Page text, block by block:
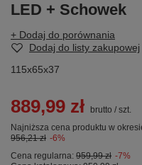
LED + Schowek
+ Dodaj do porównania
Dodaj do listy zakupowej
115x65x37
889,99 zł brutto / szt.
Najniższa cena produktu w
956,21 zł -6%
Cena regularna: 959,99 zł -7%